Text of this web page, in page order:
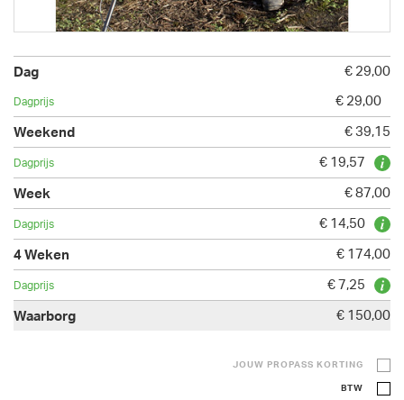
€ 29,00
€ 29,00
€ 39,15
€ 19,57
€ 87,00
€ 14,50
€ 174,00
€ 7,25
€ 150,00
JOUW PROPASS KORTING
BTW